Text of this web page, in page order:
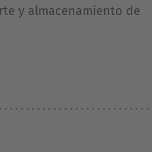
y almacenamiento de